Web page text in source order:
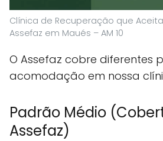
Clínica de Recuperação que
Assefaz em Maués – AM 10
O Assefaz cobre diferentes
acomodação em nossa
Padrão Médio
Assefaz)